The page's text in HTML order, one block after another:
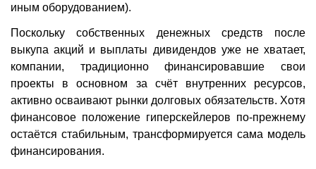
иным оборудованием).
Поскольку собственных денежных средств после
выкупа акций и выплаты дивидендов уже не хватает,
компании, традиционно финансировавшие свои
проекты в основном за счёт внутренних ресурсов,
активно осваивают рынки долговых обязательств. Хотя
финансовое положение гиперскейлеров по-прежнему
остаётся стабильным, трансформируется сама модель
финансирования.